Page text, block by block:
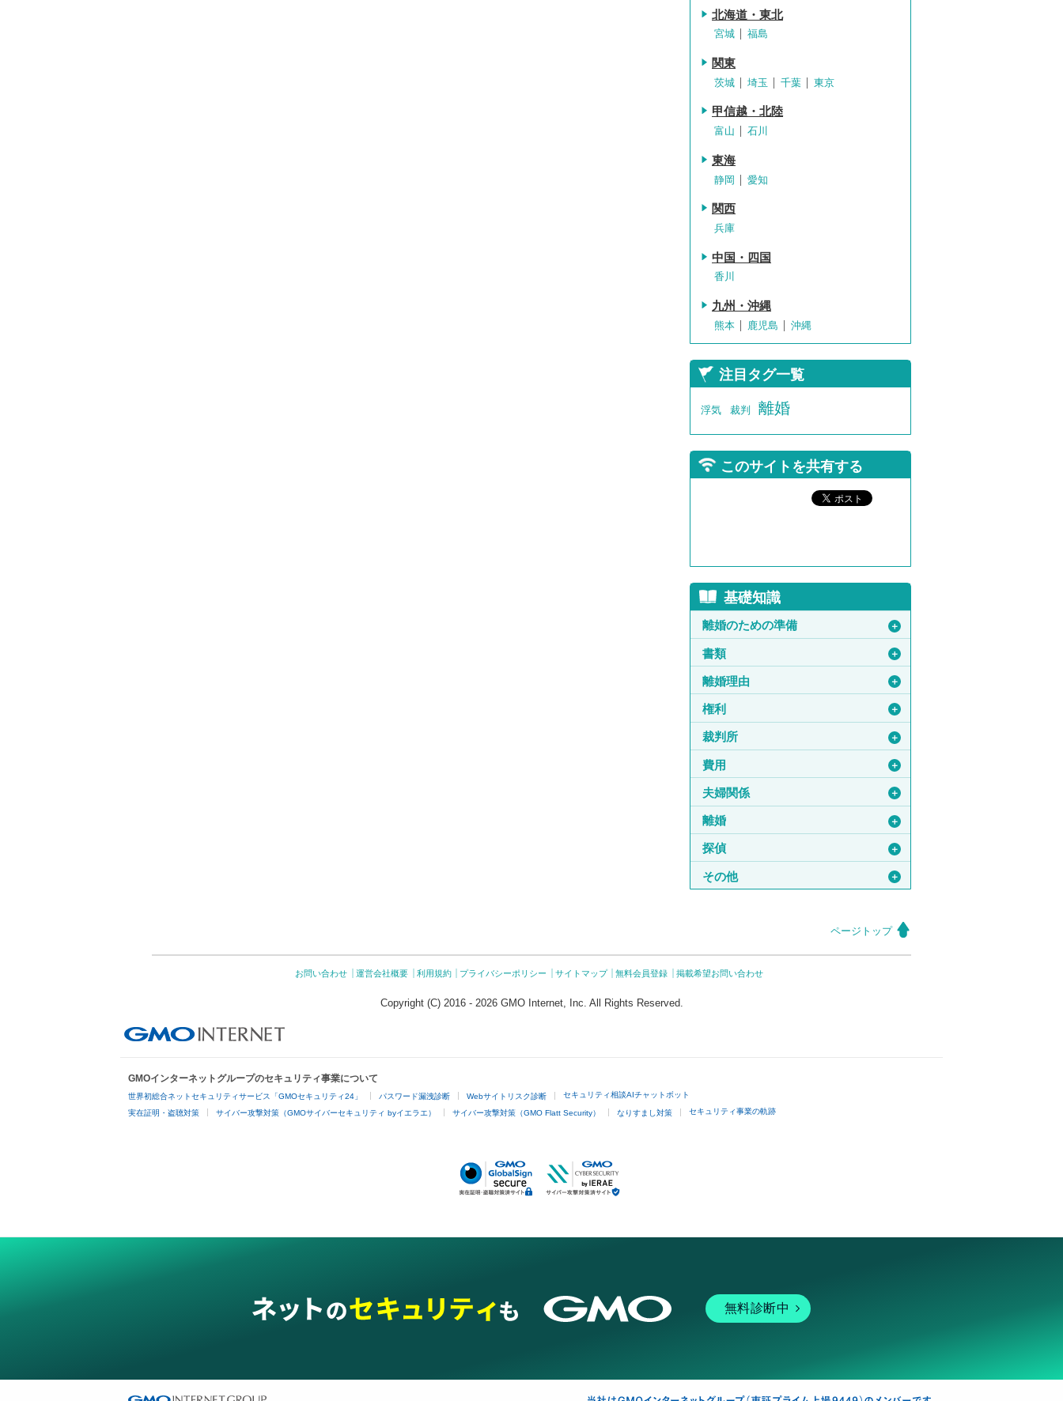
北海道・東北
宮城 福島
関東
茨城 埼玉 千葉 東京
甲信越・北陸
富山 石川
東海
静岡 愛知
関西
兵庫
中国・四国
香川
九州・沖縄
熊本 鹿児島 沖縄
注目タグ一覧
浮気 裁判 離婚
このサイトを共有する
基礎知識
離婚のための準備 ＋
書類 ＋
離婚理由 ＋
権利 ＋
裁判所 ＋
費用 ＋
夫婦関係 ＋
離婚 ＋
探偵 ＋
その他 ＋
ページトップ
お問い合わせ 運営会社概要 利用規約 プライバシーポリシー サイトマップ 無料会員登録 掲載希望お問い合わせ
Copyright (C) 2016 - 2026 GMO Internet, Inc. All Rights Reserved.
GMOインターネットグループのセキュリティ事業について
世界初総合ネットセキュリティサービス「GMOセキュリティ24」 パスワード漏洩診断 Webサイトリスク診断 セキュリティ相談AIチャットボット
実在証明・盗聴対策 サイバー攻撃対策（GMOサイバーセキュリティ byイエラエ） サイバー攻撃対策（GMO Flatt Security） なりすまし対策 セキュリティ事業の軌跡
無料診断中